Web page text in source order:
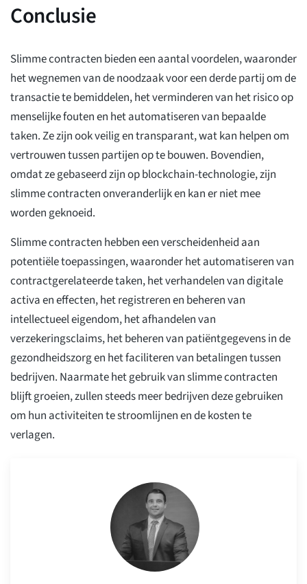
Conclusie
Slimme contracten bieden een aantal voordelen, waaronder
het wegnemen van de noodzaak voor een derde partij om de
transactie te bemiddelen, het verminderen van het risico op
menselijke fouten en het automatiseren van bepaalde
taken. Ze zijn ook veilig en transparant, wat kan helpen om
vertrouwen tussen partijen op te bouwen. Bovendien,
omdat ze gebaseerd zijn op blockchain-technologie, zijn
slimme contracten onveranderlijk en kan er niet mee
worden geknoeid.
Slimme contracten hebben een verscheidenheid aan
potentiële toepassingen, waaronder het automatiseren van
contractgerelateerde taken, het verhandelen van digitale
activa en effecten, het registreren en beheren van
intellectueel eigendom, het afhandelen van
verzekeringsclaims, het beheren van patiëntgegevens in de
gezondheidszorg en het faciliteren van betalingen tussen
bedrijven. Naarmate het gebruik van slimme contracten
blijft groeien, zullen steeds meer bedrijven deze gebruiken
om hun activiteiten te stroomlijnen en de kosten te
verlagen.